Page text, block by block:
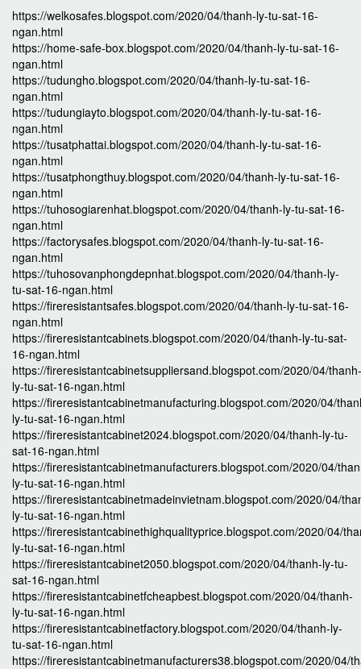
https://welkosafes.blogspot.com/2020/04/thanh-ly-tu-sat-16-
ngan.html
https://home-safe-box.blogspot.com/2020/04/thanh-ly-tu-sat-16-
ngan.html
https://tudungho.blogspot.com/2020/04/thanh-ly-tu-sat-16-
ngan.html
https://tudungiayto.blogspot.com/2020/04/thanh-ly-tu-sat-16-
ngan.html
https://tusatphattai.blogspot.com/2020/04/thanh-ly-tu-sat-16-
ngan.html
https://tusatphongthuy.blogspot.com/2020/04/thanh-ly-tu-sat-16-
ngan.html
https://tuhosogiarenhat.blogspot.com/2020/04/thanh-ly-tu-sat-16-
ngan.html
https://factorysafes.blogspot.com/2020/04/thanh-ly-tu-sat-16-
ngan.html
https://tuhosovanphongdepnhat.blogspot.com/2020/04/thanh-ly-
tu-sat-16-ngan.html
https://fireresistantsafes.blogspot.com/2020/04/thanh-ly-tu-sat-16-
ngan.html
https://fireresistantcabinets.blogspot.com/2020/04/thanh-ly-tu-sat-
16-ngan.html
https://fireresistantcabinetsuppliersand.blogspot.com/2020/04/thanh-
ly-tu-sat-16-ngan.html
https://fireresistantcabinetmanufacturing.blogspot.com/2020/04/
ly-tu-sat-16-ngan.html
https://fireresistantcabinet2024.blogspot.com/2020/04/thanh-ly-tu-
sat-16-ngan.html
https://fireresistantcabinetmanufacturers.blogspot.com/2020/04/
ly-tu-sat-16-ngan.html
https://fireresistantcabinetmadeinvietnam.blogspot.com/2020/04/
ly-tu-sat-16-ngan.html
https://fireresistantcabinethighqualityprice.blogspot.com/2020/04/
ly-tu-sat-16-ngan.html
https://fireresistantcabinet2050.blogspot.com/2020/04/thanh-ly-tu-
sat-16-ngan.html
https://fireresistantcabinetfcheapbest.blogspot.com/2020/04/thanh-
ly-tu-sat-16-ngan.html
https://fireresistantcabinetfactory.blogspot.com/2020/04/thanh-ly-
tu-sat-16-ngan.html
https://fireresistantcabinetmanufacturers38.blogspot.com/2020/04/